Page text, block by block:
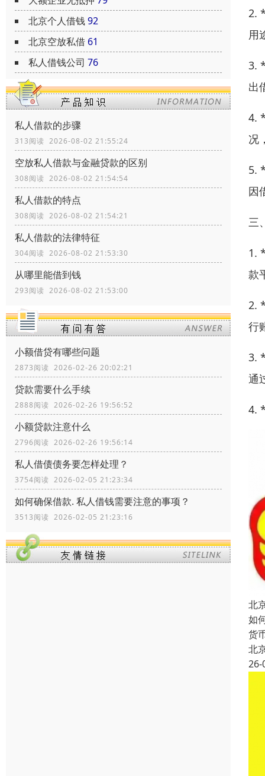
北京个人借钱92
北京空放私借 61
私人借钱公司 76
私人借款的步骤
313阅读 2026-08-02 21:55:24
空放私人借款与金融贷款的区别
308阅读 2026-08-02 21:54:54
私人借款的特点
308阅读 2026-08-02 21:54:21
私人借款的法律特征
304阅读 2026-08-02 21:53:30
从哪里能借到钱
293阅读 2026-08-02 21:53:00
小额借贷有哪些问题
2873阅读 2026-02-26 20:02:21
贷款需要什么手续
2888阅读 2026-02-26 19:56:52
小额贷款注意什么
2796阅读 2026-02-26 19:56:14
私人借债债务要怎样处理？
3754阅读 2026-02-05 21:23:34
如何确保借款. 私人借钱需要注意的事项？
3513阅读 2026-02-05 21:23:16
2.
用
3.
出
4.
况
5.
因
三
1.
款
2.
行
3.
通
4.
北
如
货
北
26-